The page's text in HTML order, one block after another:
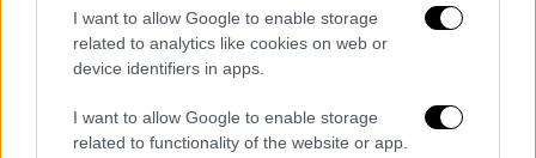
I want to allow Google to enable storage
related to analytics like cookies on web or
device identifiers in apps.
I want to allow Google to enable storage
related to functionality of the website or app.